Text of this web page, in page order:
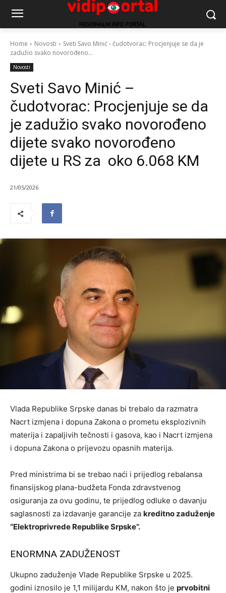
Home Novosti
Sveti Savo Minić - čudotvorac: Procjenjuje se da je
zadužio svako novorođeno...
Novosti
Sveti Savo Minić –
čudotvorac: Procjenjuje se da
je zadužio svako novorođeno
dijete svako novorođeno
dijete u RS za oko 6.068 KM
21/05/2026
Vlada Republike Srpske danas bi trebalo da razmatra
Nacrt izmjena i dopuna Zakona o prometu eksplozivnih
materija i zapaljivih tečnosti i gasova, kao i Nacrt izmjena
i dopuna Zakona o prijevozu opasnih materija.
Pred ministrima bi se trebao naći i prijedlog rebalansa
finansijskog plana-budžeta Fonda zdravstvenog
osiguranja za ovu godinu, te prijedlog odluke o davanju
saglasnosti za izdavanje garancije za kreditno zaduženje
“Elektroprivrede Republike Srpske”.
ENORMNA ZADUŽENOST
Ukupno zaduženje Vlade Republike Srpske u 2025.
godini iznosilo je 1,1 milijardu KM, nakon što je prvobitni